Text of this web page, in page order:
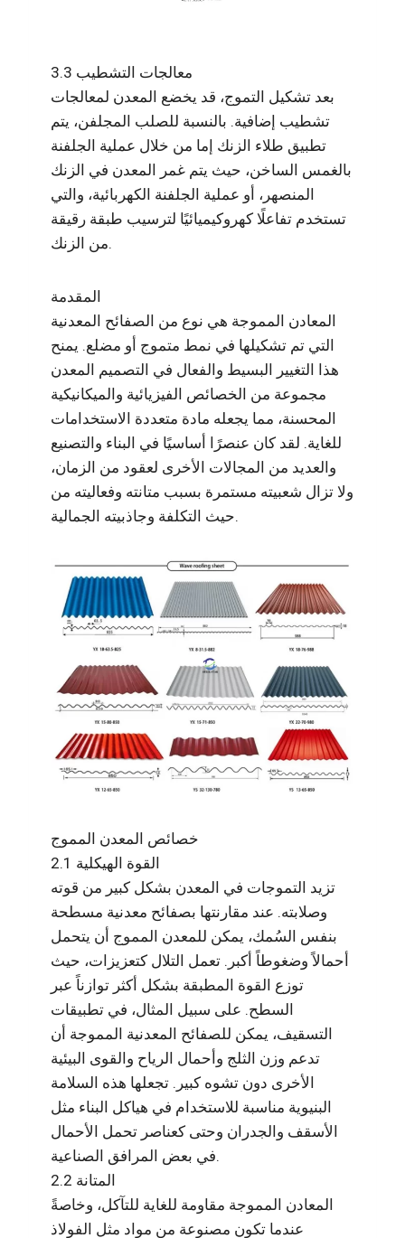
3.3 معالجات التشطيب
بعد تشكيل التموج، قد يخضع المعدن لمعالجات
تشطيب إضافية. بالنسبة للصلب المجلفن، يتم
تطبيق طلاء الزنك إما من خلال عملية الجلفنة
بالغمس الساخن، حيث يتم غمر المعدن في الزنك
المنصهر، أو عملية الجلفنة الكهربائية، والتي
تستخدم تفاعلًا كهروكيميائيًا لترسيب طبقة رقيقة
من الزنك.
المقدمة
المعادن المموجة هي نوع من الصفائح المعدنية
التي تم تشكيلها في نمط متموج أو مضلع. يمنح
هذا التغيير البسيط والفعال في التصميم المعدن
مجموعة من الخصائص الفيزيائية والميكانيكية
المحسنة، مما يجعله مادة متعددة الاستخدامات
للغاية. لقد كان عنصرًا أساسيًا في البناء والتصنيع
والعديد من المجالات الأخرى لعقود من الزمان،
ولا تزال شعبيته مستمرة بسبب متانته وفعاليته من
حيث التكلفة وجاذبيته الجمالية.
خصائص المعدن المموج
2.1 القوة الهيكلية
تزيد التموجات في المعدن بشكل كبير من قوته
وصلابته. عند مقارنتها بصفائح معدنية مسطحة
بنفس السُمك، يمكن للمعدن المموج أن يتحمل
أحمالاً وضغوطاً أكبر. تعمل التلال كتعزيزات، حيث
توزع القوة المطبقة بشكل أكثر توازناً عبر
السطح. على سبيل المثال، في تطبيقات
التسقيف، يمكن للصفائح المعدنية المموجة أن
تدعم وزن الثلج وأحمال الرياح والقوى البيئية
الأخرى دون تشوه كبير. تجعلها هذه السلامة
البنيوية مناسبة للاستخدام في هياكل البناء مثل
الأسقف والجدران وحتى كعناصر تحمل الأحمال
في بعض المرافق الصناعية.
2.2 المتانة
المعادن المموجة مقاومة للغاية للتآكل، وخاصةً
عندما تكون مصنوعة من مواد مثل الفولاذ